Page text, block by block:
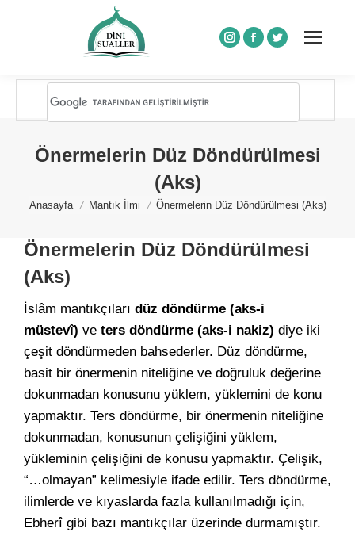
Instagram
Facebook
Twitter
Önermelerin Düz Döndürülmesi
(Aks)
You are here:
Anasayfa Mantık İlmi Önermelerin Düz Döndürülmesi (Aks)
Önermelerin Düz Döndürülmesi
(Aks)
İslâm mantıkçıları düz döndürme (aks-i
müstevî) ve ters döndürme (aks-i nakiz) diye iki
çeşit döndürmeden bahsederler. Düz döndürme,
basit bir önermenin niteliğine ve doğruluk değerine
dokunmadan konusunu yüklem, yüklemini de konu
yapmaktır. Ters döndürme, bir önermenin niteliğine
dokunmadan, konusunun çelişiğini yüklem,
yükleminin çelişiğini de konusu yapmaktır. Çelişik,
“…olmayan” kelimesiyle ifade edilir. Ters döndürme,
ilimlerde ve kıyaslarda fazla kullanılmadığı için,
Ebherî gibi bazı mantıkçılar üzerinde durmamıştır.